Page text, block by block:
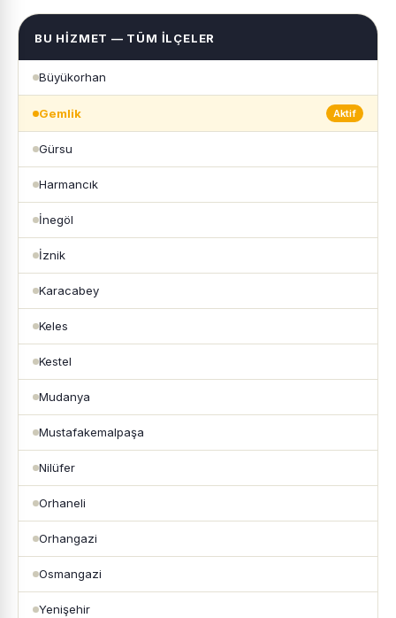
BU HIZMET — TÜM İLÇELER
Büyükorhan
Gemlik Aktif
Gürsu
Harmancık
İnegöl
İznik
Karacabey
Keles
Kestel
Mudanya
Mustafakemalpaşa
Nilüfer
Orhaneli
Orhangazi
Osmangazi
Yenişehir